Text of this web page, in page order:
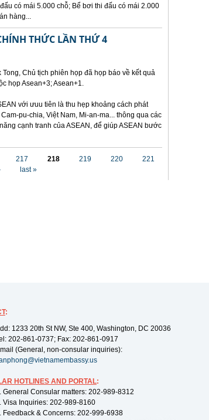
có mái 5.000 chỗ; Bể bơi thi đấu có mái 2.000
hàng...
THỨC LẦN THỨ 4
Chủ tịch phiên họp đã họp báo về kết quả
họp Asean+3; Asean+1.
với ưuu tiên là thu hẹp khoảng cách phát
pu-chia, Việt Nam, Mi-an-ma... thông qua các
cạnh tranh của ASEAN, để giúp ASEAN bước
217 218 219 220
221
last »
:
1233 20th St NW, Ste 400, Washington, DC 20036
202-861-0737; Fax: 202-861-0917
(General, non-consular inquiries):
HOTLINES AND PORTAL:
General Consular matters: 202-989-8312
Visa Inquiries: 202-989-8160
Feedback & Concerns: 202-999-6938